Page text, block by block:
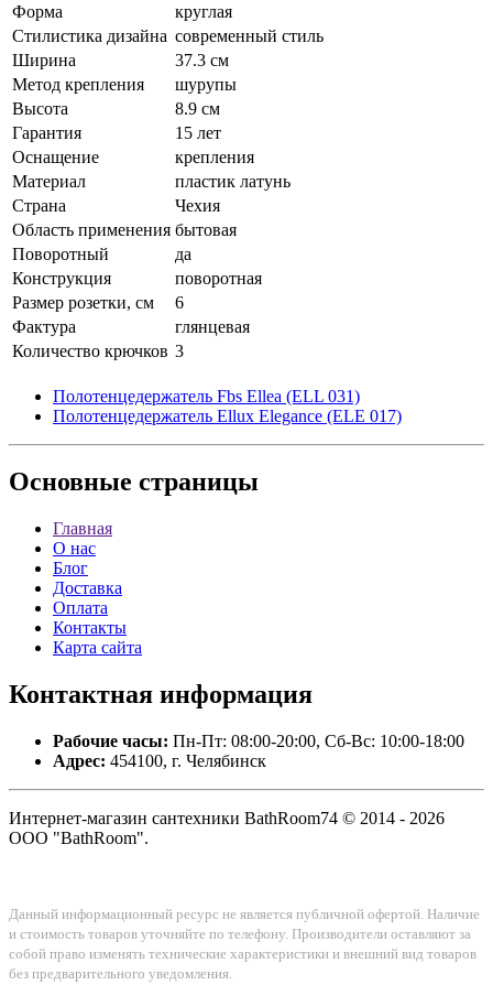
Форма
круглая
Стилистика дизайна современный стиль
Ширина
37.3 см
Метод крепления
шурупы
Высота
8.9 см
Гарантия
15 лет
Оснащение
крепления
Материал
пластик латунь
Страна
Чехия
Область применения бытовая
Поворотный
да
Конструкция
поворотная
Размер розетки, см
6
Фактура
глянцевая
Количество крючков 3
Полотенцедержатель Fbs Ellea (ELL 031)
Полотенцедержатель Ellux Elegance (ELE 017)
Основные страницы
Главная
О нас
Блог
Доставка
Оплата
Контакты
Карта сайта
Контактная информация
Рабочие часы: Пн-Пт: 08:00-20:00, Сб-Вс: 10:00-18:00
Адрес: 454100, г. Челябинск
Интернет-магазин сантехники BathRoom74 © 2014 - 2026
ООО "BathRoom".
Данный информационный ресурс не является публичной офертой. Наличие
и стоимость товаров уточняйте по телефону. Производители оставляют за
собой право изменять технические характеристики и внешний вид товаров
без предварительного уведомления.